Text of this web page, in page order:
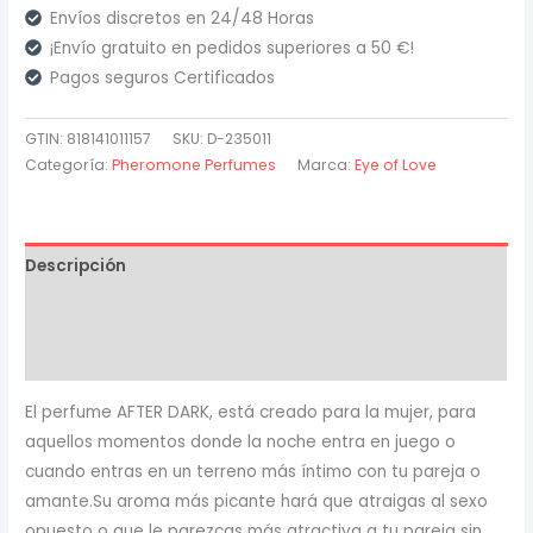
-
Eol
Phr
Perfume
Feromonas
-
After
Envíos discretos en 24/48 Horas
¡Envío gratuito en pedidos superiores a 50 €!
Pagos seguros Certificados
GTIN: 818141011157 SKU: D-235011
Categoría:Pheromone Perfumes Marca:Eye of Love
Descripción
El perfume AFTER DARK, está creado para la mujer, para
aquellos momentos donde la noche entra en juego o
cuando entras en un terreno más íntimo con tu pareja o
amante.Su aroma más picante hará que atraigas al sexo